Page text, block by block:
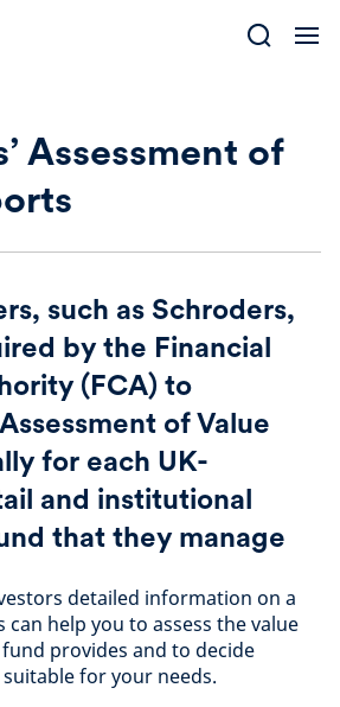
Assessment of
such as Schroders,
by the Financial
(FCA) to
of Value
for each UK-
and institutional
that they manage
detailed information on a
can help you to assess the value
provides and to decide
for your needs.